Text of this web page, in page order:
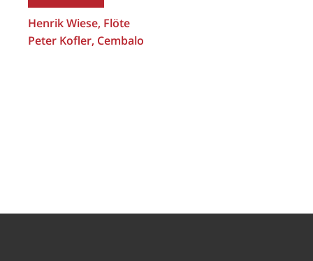
Henrik Wiese, Flöte
Peter Kofler, Cembalo